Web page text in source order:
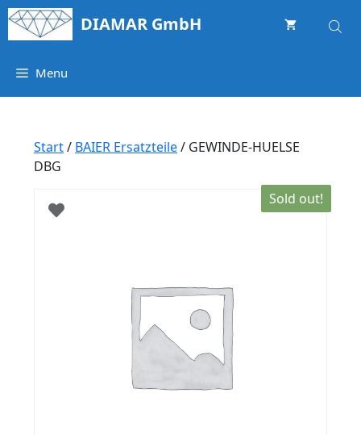
Springe
zum
DIAMAR GmbH
Menu
Start/ BAIER Ersatzteile/ GEWINDE-HUELSE
DBG
Sold out!